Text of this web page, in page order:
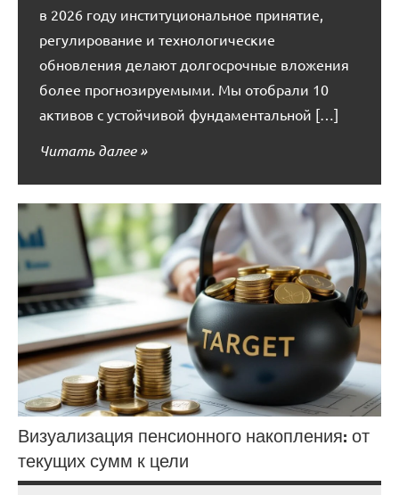
в 2026 году институциональное принятие,
регулирование и технологические
обновления делают долгосрочные вложения
более прогнозируемыми. Мы отобрали 10
активов с устойчивой фундаментальной […]
Читать далее
Визуализация пенсионного накопления: от
текущих сумм к цели